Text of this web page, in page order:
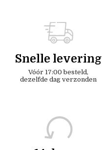
Snelle levering
Vóór 17:00 besteld,
dezelfde dag verzonden